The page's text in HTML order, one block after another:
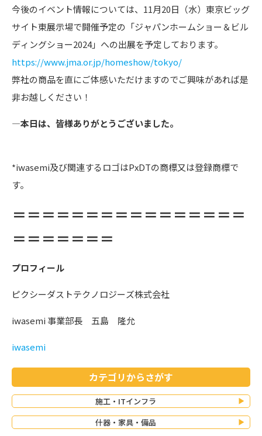
今後のイベント情報については、11月20日（水）東京ビッグ
サイト東展示場で開催予定の「ジャパンホームショー＆ビル
ディングショー2024」への出展を予定しております。
https://www.jma.or.jp/homeshow/tokyo/
弊社の商品を直にご体感いただけますのでご興味があれば是
非お越しください！
―本日は、皆様ありがとうございました。
*iwasemi及び関連するロゴはPxDTの商標又は登録商標で
す。
＝＝＝＝＝＝＝＝＝＝＝＝＝＝＝＝
＝＝＝＝＝＝＝
プロフィール
ピクシーダストテクノロジーズ株式会社
iwasemi 事業部長 五島 隆允
iwasemi
カテゴリからさがす
施工・ITインフラ
什器・家具・備品